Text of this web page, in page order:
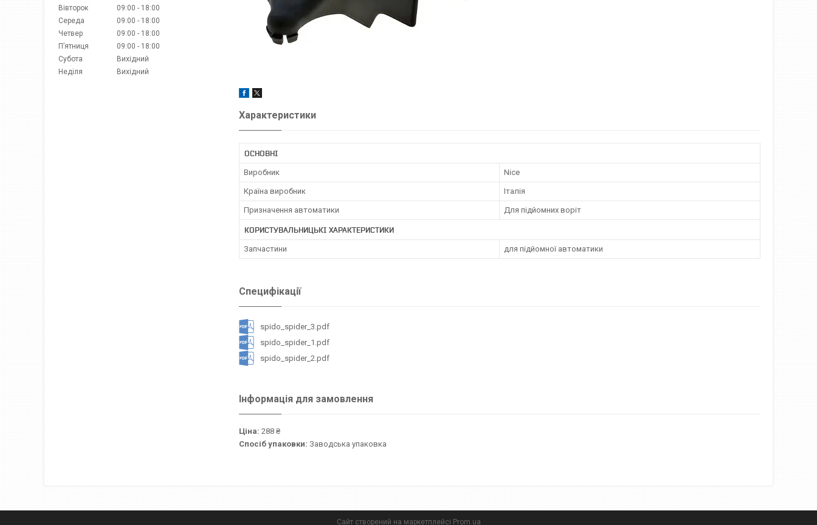
Характеристики
ОСНОВНІ
Виробник Nice
Країна виробник Італія
Призначення автоматики Для підйомних воріт
КОРИСТУВАЛЬНИЦЬКІ ХАРАКТЕРИСТИКИ
Запчастини для підйомної автоматики
Специфікації
spido_spider_3.pdf
spido_spider_1.pdf
spido_spider_2.pdf
Інформація для замовлення
Ціна: 288 ₴
Спосіб упаковки: Заводська упаковка
Вівторок
09:00
18:00
Середа
09:00
18:00
Четвер
09:00
18:00
Пʼятниця
09:00
18:00
Субота
Вихідний
Неділя
Вихідний
Сайт створений на маркетплейсі Prom.ua